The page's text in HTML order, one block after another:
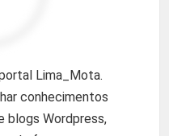
Lima_Mota.
conhecimentos
blogs Wordpress,